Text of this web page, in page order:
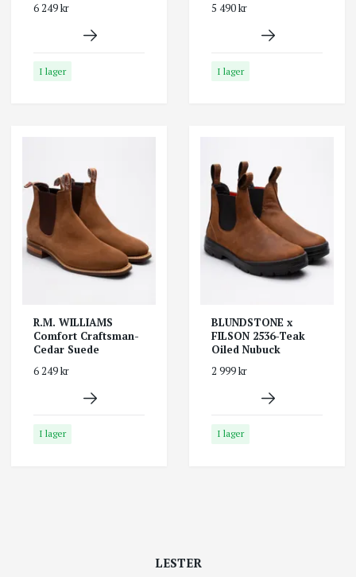
6 249 kr
I lager
5 490 kr
I lager
R.M. WILLIAMS
Comfort Craftsman-
Cedar Suede
6 249 kr
I lager
BLUNDSTONE x
FILSON 2536-Teak
Oiled Nubuck
2 999 kr
I lager
LESTER